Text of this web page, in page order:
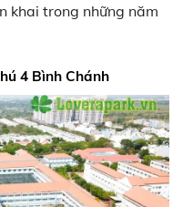
khai trong những năm
4 Bình Chánh